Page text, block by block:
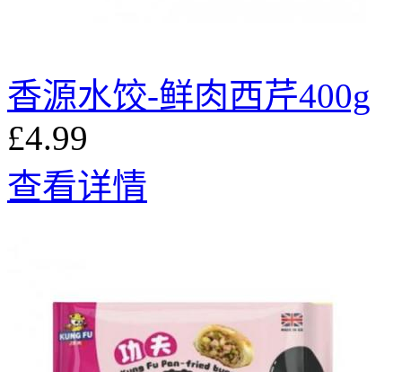
香源水饺-鲜肉西芹400g
£4.99
查看详情